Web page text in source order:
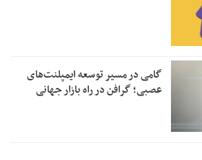
گامی در مسیر توسعه ایمپلنت‌های
عصبی؛ گرافن در راه بازار جهانی